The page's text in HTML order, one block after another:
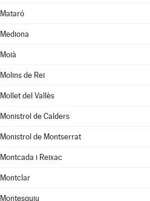
Mataró
Mediona
Moià
Molins de Rei
Mollet del Vallès
Monistrol de Calders
Monistrol de Montserrat
Montcada i Reixac
Montclar
Montesquiu